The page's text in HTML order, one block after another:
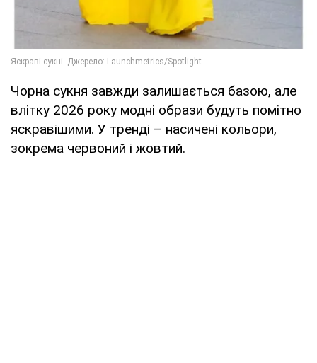
Чорна сукня завжди залишається базою, але
влітку 2026 року модні образи будуть помітно
яскравішими. У тренді – насичені кольори,
зокрема червоний і жовтий.